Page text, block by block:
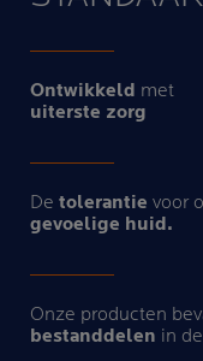
Ontwikkeld met
uiterste zorg​
De tolerantie voor
gevoelige huid.
Onze producten
bestanddelen in de